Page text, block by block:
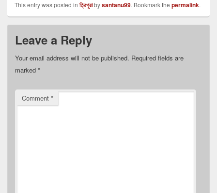
This entry was posted in ত্রিপুরাbysantanu99. Bookmark the permalink.
Leave a Reply
Your email address will not be published. Required fields are
marked *
Comment *